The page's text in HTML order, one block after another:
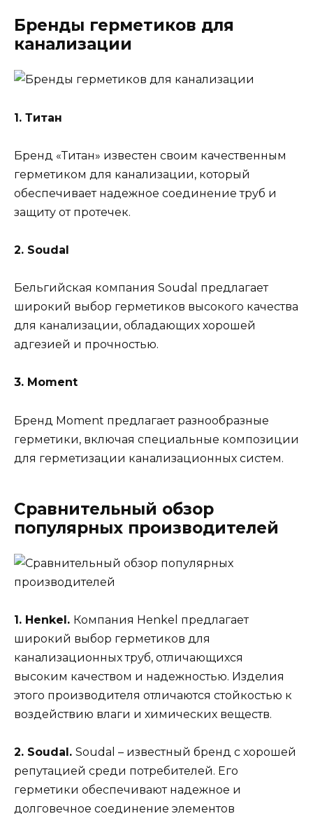
Бренды герметиков для
канализации
1. Титан
Бренд «Титан» известен своим качественным
герметиком для канализации, который
обеспечивает надежное соединение труб и
защиту от протечек.
2. Soudal
Бельгийская компания Soudal предлагает
широкий выбор герметиков высокого качества
для канализации, обладающих хорошей
адгезией и прочностью.
3. Moment
Бренд Moment предлагает разнообразные
герметики, включая специальные композиции
для герметизации канализационных систем.
Сравнительный обзор
популярных производителей
1. Henkel. Компания Henkel предлагает
широкий выбор герметиков для
канализационных труб, отличающихся
высоким качеством и надежностью. Изделия
этого производителя отличаются стойкостью к
воздействию влаги и химических веществ.
2. Soudal. Soudal – известный бренд с хорошей
репутацией среди потребителей. Его
герметики обеспечивают надежное и
долговечное соединение элементов